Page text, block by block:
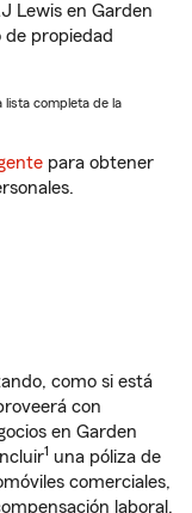
Lewis en Garden
propiedad
lista completa de la
para obtener
como si está
con
en Garden
1 una póliza de
comerciales,
laboral.